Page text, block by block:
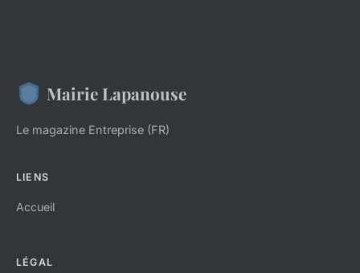
Mairie Lapanouse
Le magazine Entreprise (FR)
LIENS
Accueil
LÉGAL